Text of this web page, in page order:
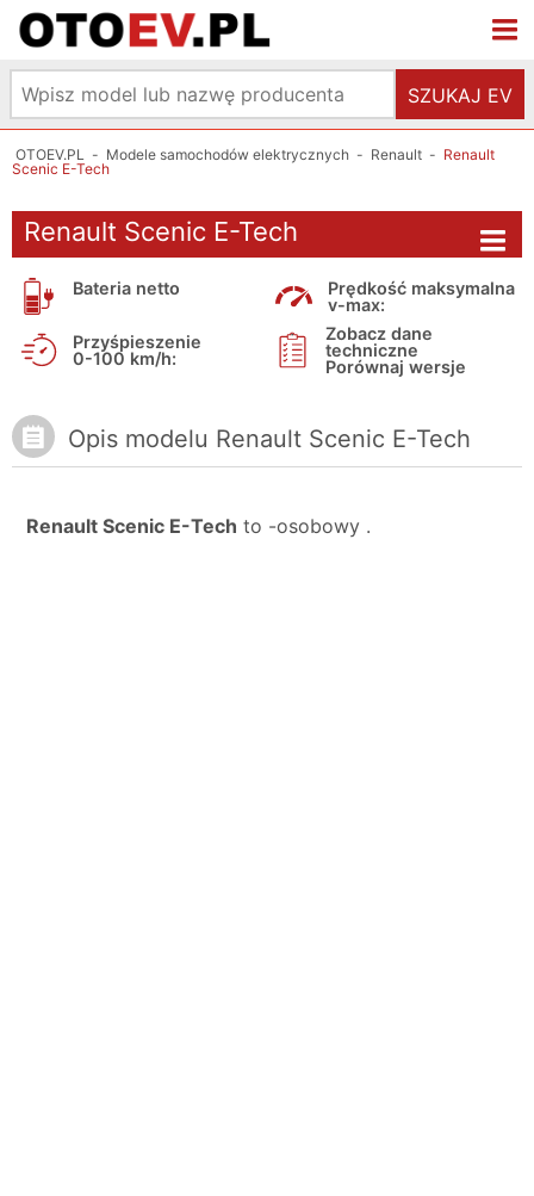
SZUKAJ EV
OTOEV.PL - Modele samochodów elektrycznych - Renault - Renault
Scenic E-Tech
Renault Scenic E-Tech
Bateria netto
Prędkość maksymalna
v-max:
Przyśpieszenie
0-100 km/h:
Zobacz dane
techniczne
Porównaj wersje
Opis modelu Renault Scenic E-Tech
Renault Scenic E-Tech to -osobowy .